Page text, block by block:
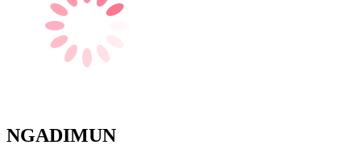
NGADIMUN